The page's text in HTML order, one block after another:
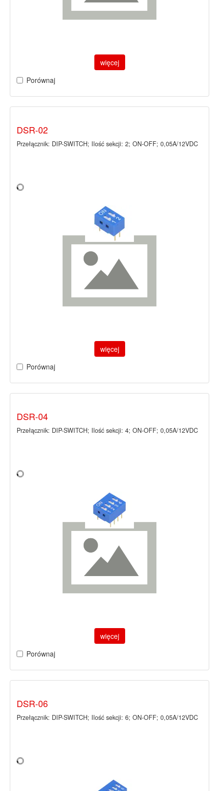
więcej
Porównaj
DSR-02
Przełącznik: DIP-SWITCH; Ilość sekcji: 2; ON-OFF; 0,05A/12VDC
więcej
Porównaj
DSR-04
Przełącznik: DIP-SWITCH; Ilość sekcji: 4; ON-OFF; 0,05A/12VDC
więcej
Porównaj
DSR-06
Przełącznik: DIP-SWITCH; Ilość sekcji: 6; ON-OFF; 0,05A/12VDC